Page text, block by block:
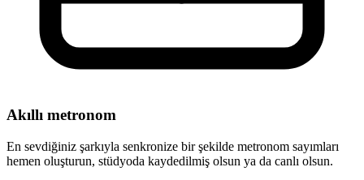
Akıllı metronom
En sevdiğiniz şarkıyla senkronize bir şekilde metronom sayımları
hemen oluşturun, stüdyoda kaydedilmiş olsun ya da canlı olsun.